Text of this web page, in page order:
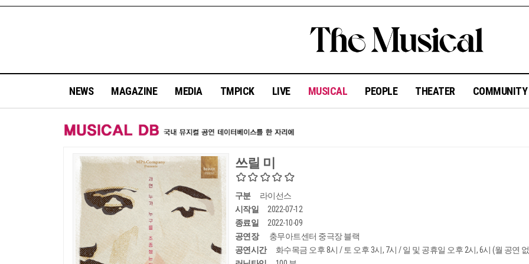
NEWS MAGAZINE MEDIA TMPICK LIVE MUSICAL PEOPLE THEATER COMMUNITY
쓰릴 미
구분
라이선스
시작일
2022-07-12
종료일
2022-10-09
공연장
충무아트센터 중극장 블랙
공연시간
화수목금 오후 8시 / 토 오후 3시, 7시 / 일 및 공휴일 오후 2시, 6시 (월 공연